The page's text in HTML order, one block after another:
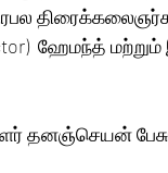
ஹேமந்த்
தனஞ்செயன்